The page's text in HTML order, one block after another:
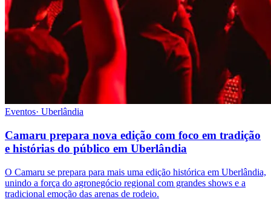
Eventos· Uberlândia
Camaru prepara nova edição com foco em tradição
e histórias do público em Uberlândia
O Camaru se prepara para mais uma edição histórica em Uberlândia,
unindo a força do agronegócio regional com grandes shows e a
tradicional emoção das arenas de rodeio.